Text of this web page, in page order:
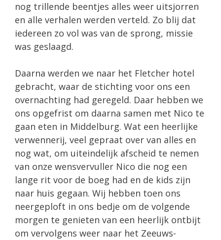
nog trillende beentjes alles weer uitsjorren
en alle verhalen werden verteld. Zo blij dat
iedereen zo vol was van de sprong, missie
was geslaagd.
Daarna werden we naar het Fletcher hotel
gebracht, waar de stichting voor ons een
overnachting had geregeld. Daar hebben we
ons opgefrist om daarna samen met Nico te
gaan eten in Middelburg. Wat een heerlijke
verwennerij, veel gepraat over van alles en
nog wat, om uiteindelijk afscheid te nemen
van onze wensvervuller Nico die nog een
lange rit voor de boeg had en de kids zijn
naar huis gegaan. Wij hebben toen ons
neergeploft in ons bedje om de volgende
morgen te genieten van een heerlijk ontbijt
om vervolgens weer naar het Zeeuws-